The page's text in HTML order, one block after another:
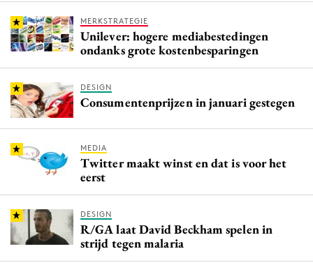
MERKSTRATEGIE
Unilever: hogere mediabestedingen
ondanks grote kostenbesparingen
DESIGN
Consumentenprijzen in januari gestegen
MEDIA
Twitter maakt winst en dat is voor het
eerst
DESIGN
R/GA laat David Beckham spelen in
strijd tegen malaria